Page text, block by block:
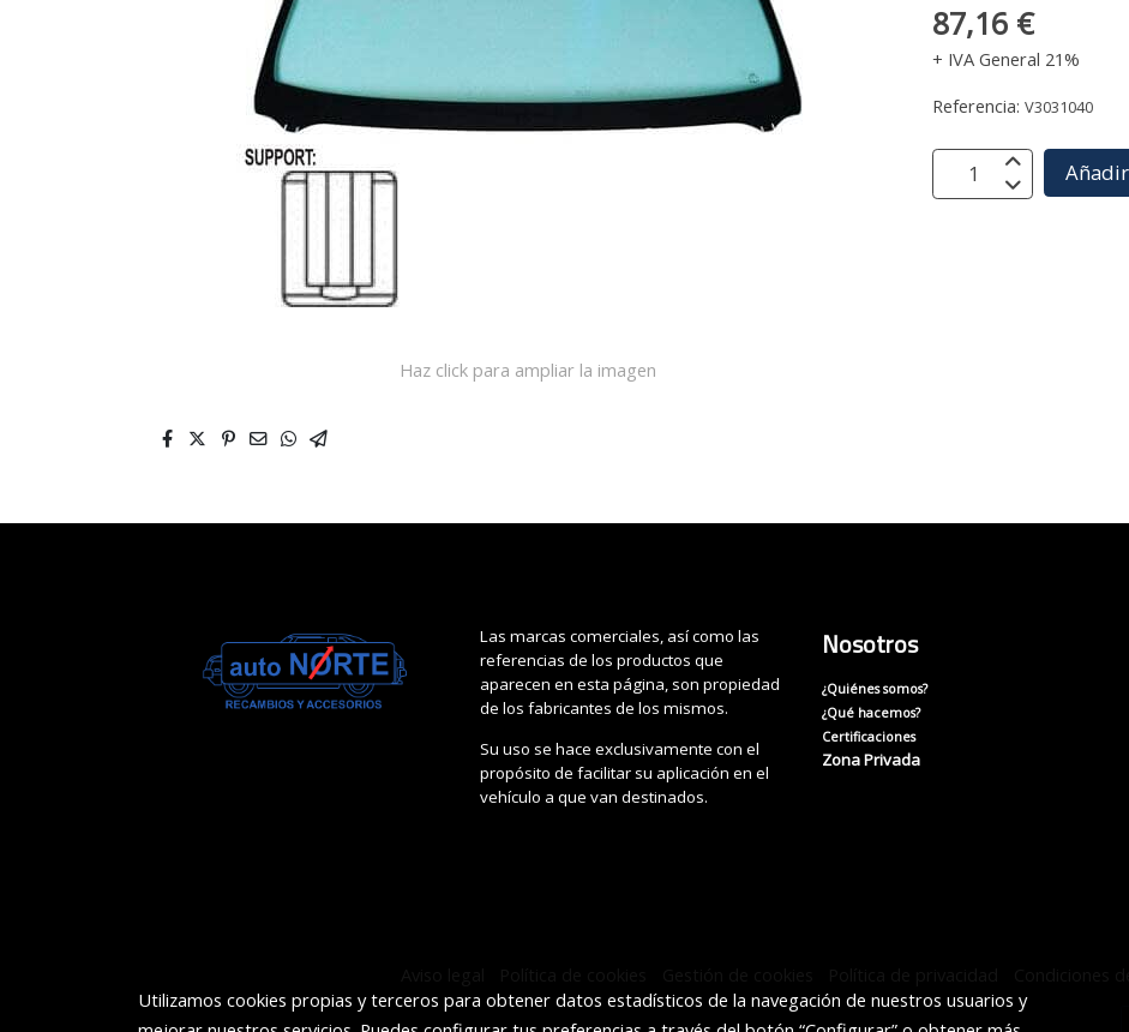
Haz click para ampliar la imagen
87,16 €
+ IVA General 21%
Referencia:V3031040
Las marcas comerciales, así como las
referencias de los productos que
aparecen en esta página, son propiedad
de los fabricantes de los mismos.
Su uso se hace exclusivamente con el
propósito de facilitar su aplicación en el
vehículo a que van destinados.
Nosotros
¿Quiénes somos?
¿Qué hacemos?
Certificaciones
Zona Privada
Utilizamos cookies propias y terceros para obtener datos estadísticos de la navegación de nuestros usuarios y